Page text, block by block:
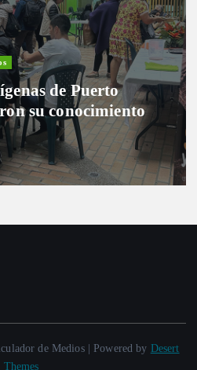
de Puerto
su conocimiento
de Medios | Powered by Desert
Themes